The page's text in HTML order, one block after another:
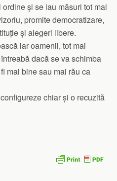
și se iau măsuri tot mai
promite democratizare,
și alegeri libere.
iar oamenii, tot mai
dacă se va schimba
mai bine sau mai rău ca
chiar și o recuzită